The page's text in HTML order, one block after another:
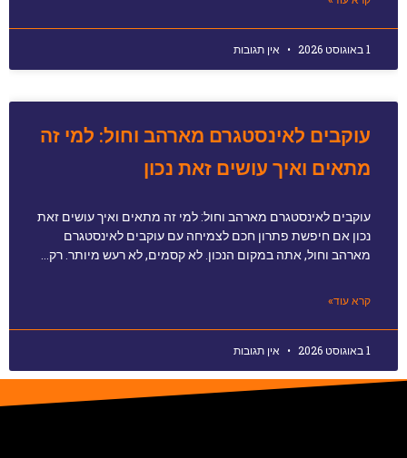
1 באוגוסט 2026 אין תגובות
עוקבים לאינסטגרם מארהב וחול: למי זה
מתאים ואיך עושים זאת נכון
עוקבים לאינסטגרם מארהב וחול: למי זה מתאים ואיך עושים זאת
נכון אם חיפשת פתרון חכם לצמיחה עם עוקבים לאינסטגרם
מארהב וחול, אתה במקום הנכון. לא קסמים, לא רעש מיותר. רק…
קרא עוד»
1 באוגוסט 2026 אין תגובות